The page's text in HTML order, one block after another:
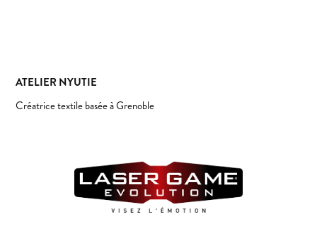
ATELIER NYUTIE
Créatrice textile basée à Grenoble